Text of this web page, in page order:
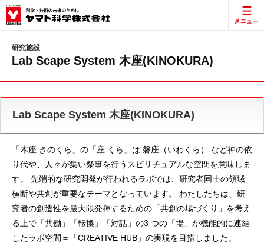
研究施設
Lab Scape System 木座(KINOKURA)
Lab Scape System 木座(KINOKURA)
「木座 きのくら」の「座 くら」は 磐座（いわくら） など神の依
り代や、人々が集い祭事を行うスピリチュアルな空間を意味しま
す。 先端的な研究開発が行われるラボでは、研究者同士の領域
横断や共創が重要なテーマとなっています。 わたしたちは、研
究者の創造性を最大限発揮するための「共創の場づくり」を考え
る上で「共働」「転換」「対話」の3 つの「場」が機能的に連結
したラボ空間＝「CREATIVE HUB」の実現を目指しました。